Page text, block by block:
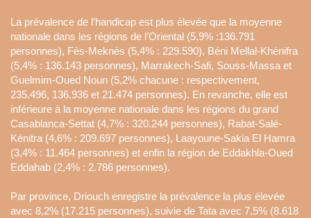
La prévalence de l’handicap est plus élevée que la moyenne
nationale dans les régions de l’Oriental (5,9% :136.791
personnes), Fès-Meknès (5,4% : 229.590), Béni Mellal-Khénifra
(5,4% : 136.143 personnes), Marrakech-Safi, Souss-Massa et
Guelmim-Oued Noun (5,2% chacune : respectivement,
235.496, 136.936 et 21.474 personnes). En revanche, elle est
inférieure à la moyenne nationale dans les régions du grand
Casablanca-Settat (4,7% : 320.244 personnes), Rabat-Salé-
Kénitra (4,6% : 209.697 personnes), Laayoune-Sakia El Hamra
(3,4% : 11.464 personnes) et enfin la région de Eddakhla-Oued
Eddahab (2,4% : 2.786 personnes).
Par province, Driouch enregistre la prévalence la plus élevée
avec 8,2% (17.215 personnes), suivie de Tata avec 7,5% (8.618